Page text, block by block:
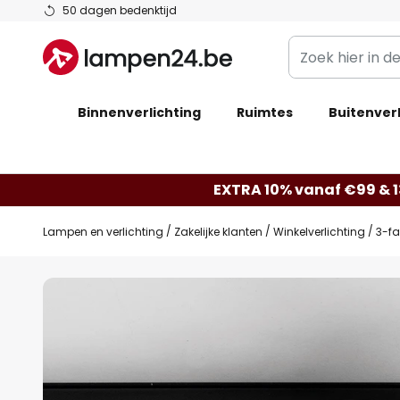
50 dagen bedenktijd
Ga
de
inhoud
Zoek
hier
de
Binnenverlichting Ruimtes
EXTRA 10% vanaf €99 &
Lampen en verlichting Zakelijke klanten Winkelverlichting 3-
Ga
van